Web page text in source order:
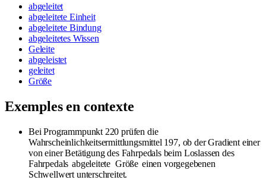
abgeleitet
abgeleitete Einheit
abgeleitete Bindung
abgeleitetes Wissen
Geleite
abgeleistet
geleitet
Größe
Exemples en contexte
Bei Programmpunkt 220 prüfen die
Wahrscheinlichkeitsermittlungsmittel 197, ob der Gradient einer
von einer Betätigung des Fahrpedals beim Loslassen des
Fahrpedals abgeleitete Größe einen vorgegebenen
Schwellwert unterschreitet.